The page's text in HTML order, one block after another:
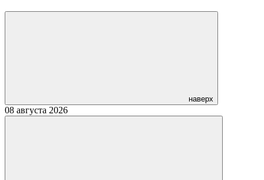
наверх
08 августа 2026